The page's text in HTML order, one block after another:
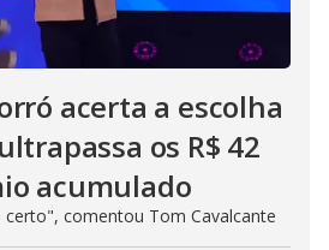
acerta a escolha
os R$ 42
acumulado
certo", comentou Tom Cavalcante